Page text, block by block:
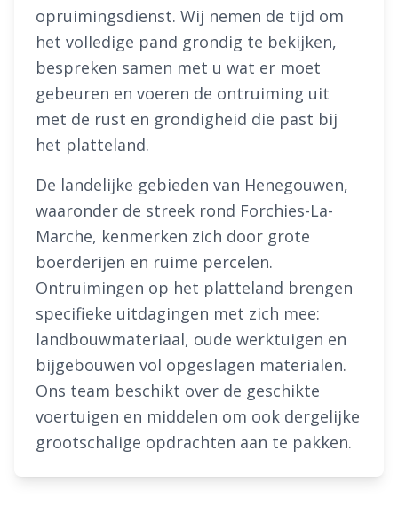
opruimingsdienst. Wij nemen de tijd om
het volledige pand grondig te bekijken,
bespreken samen met u wat er moet
gebeuren en voeren de ontruiming uit
met de rust en grondigheid die past bij
het platteland.
De landelijke gebieden van Henegouwen,
waaronder de streek rond Forchies-La-
Marche, kenmerken zich door grote
boerderijen en ruime percelen.
Ontruimingen op het platteland brengen
specifieke uitdagingen met zich mee:
landbouwmateriaal, oude werktuigen en
bijgebouwen vol opgeslagen materialen.
Ons team beschikt over de geschikte
voertuigen en middelen om ook dergelijke
grootschalige opdrachten aan te pakken.